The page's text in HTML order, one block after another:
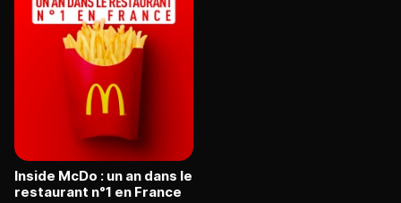
Inside McDo : un an dans le
restaurant n°1 en France